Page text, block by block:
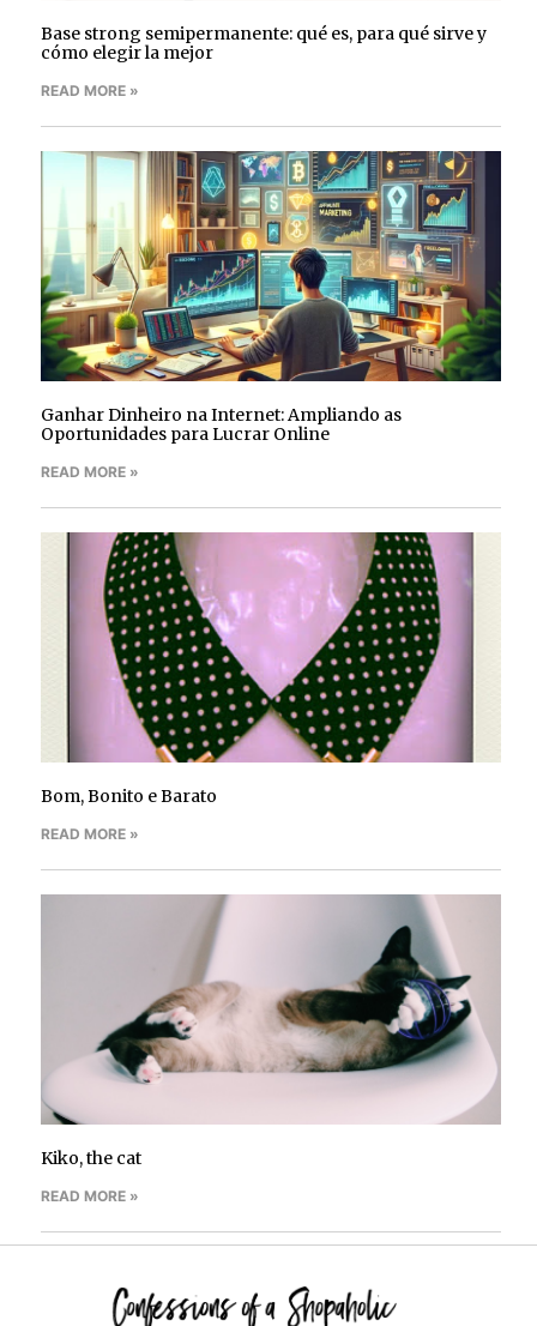
Base strong semipermanente: qué es, para qué sirve y
cómo elegir la mejor
READ MORE »
Ganhar Dinheiro na Internet: Ampliando as
Oportunidades para Lucrar Online
READ MORE »
Bom, Bonito e Barato
READ MORE »
Kiko, the cat
READ MORE »